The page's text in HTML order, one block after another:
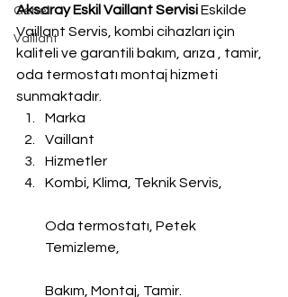
Genel
Vaillant
Aksaray Eskil Vaillant Servisi Eskilde
Vaillant Servis, kombi cihazları için
kaliteli ve garantili bakım, arıza , tamir,
oda termostatı montaj hizmeti
sunmaktadır.
Marka
Vaillant
Hizmetler
Kombi, Klima, Teknik Servis,
Oda termostatı, Petek
Temizleme,
Bakım, Montaj, Tamir.